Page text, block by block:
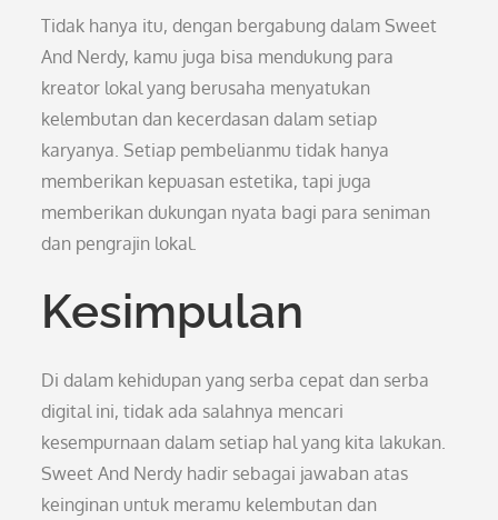
Tidak hanya itu, dengan bergabung dalam Sweet
And Nerdy, kamu juga bisa mendukung para
kreator lokal yang berusaha menyatukan
kelembutan dan kecerdasan dalam setiap
karyanya. Setiap pembelianmu tidak hanya
memberikan kepuasan estetika, tapi juga
memberikan dukungan nyata bagi para seniman
dan pengrajin lokal.
Kesimpulan
Di dalam kehidupan yang serba cepat dan serba
digital ini, tidak ada salahnya mencari
kesempurnaan dalam setiap hal yang kita lakukan.
Sweet And Nerdy hadir sebagai jawaban atas
keinginan untuk meramu kelembutan dan